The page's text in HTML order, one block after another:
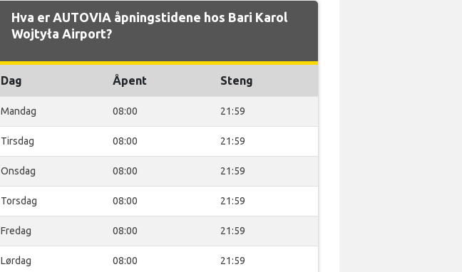
Hva er AUTOVIA åpningstidene hos Bari Karol
Wojtyła Airport?
Dag Åpent Steng
Mandag 08:00 21:59
Tirsdag 08:00 21:59
Onsdag 08:00 21:59
Torsdag 08:00 21:59
Fredag 08:00 21:59
Lørdag 08:00 21:59